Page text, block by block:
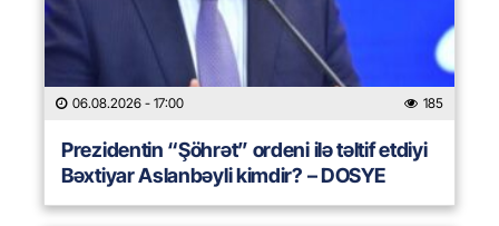
06.08.2026 - 17:00 185
Prezidentin “Şöhrət” ordeni ilə təltif etdiyi
Bəxtiyar Aslanbəyli kimdir? – DOSYE